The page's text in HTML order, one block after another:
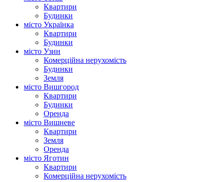
Квартири
Будинки
місто Українка
Квартири
Будинки
місто Узин
Комерційна нерухомість
Будинки
Земля
місто Вишгород
Квартири
Будинки
Оренда
місто Вишневе
Квартири
Земля
Оренда
місто Яготин
Квартири
Комерційна нерухомість